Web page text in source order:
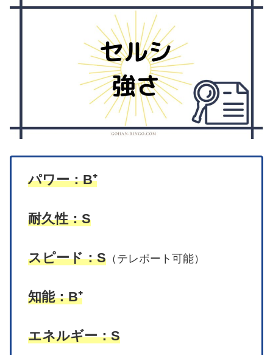
パワー：B⁺
耐久性：S
スピード：S （テレポート可能）
知能：B⁺
エネルギー：S